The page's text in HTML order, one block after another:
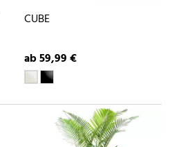
CUBE
ab 59,99 €